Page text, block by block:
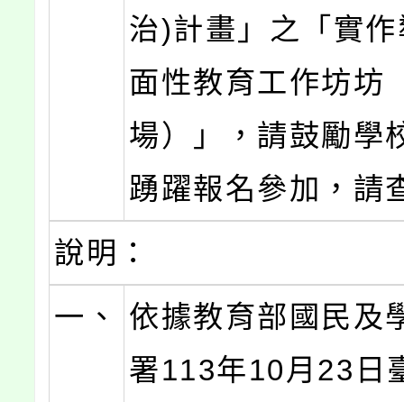
治)計畫」之「實
面性教育工作坊坊
場）」，請鼓勵學
踴躍報名參加，請
說明：
一、
依據教育部國民及
署113年10月23日